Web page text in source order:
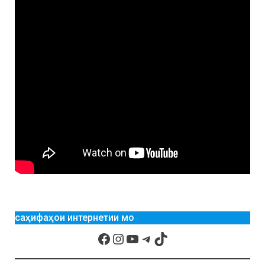
саҳифаҳои интернетии мо